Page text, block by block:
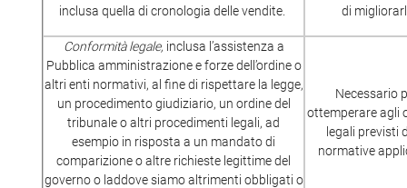
inclusa quella di cronologia delle vendite.
di
Conformità legale, inclusa l’assistenza a
Pubblica amministrazione e forze dell’ordine o
altri enti normativi, al fine di rispettare la legge,
un procedimento giudiziario, un ordine del
tribunale o altri procedimenti legali, ad
esempio in risposta a un mandato di
comparizione o altre richieste legittime del
governo o laddove siamo altrimenti obbligati o
Necessario
ottemperare agli
legali previsti
normative